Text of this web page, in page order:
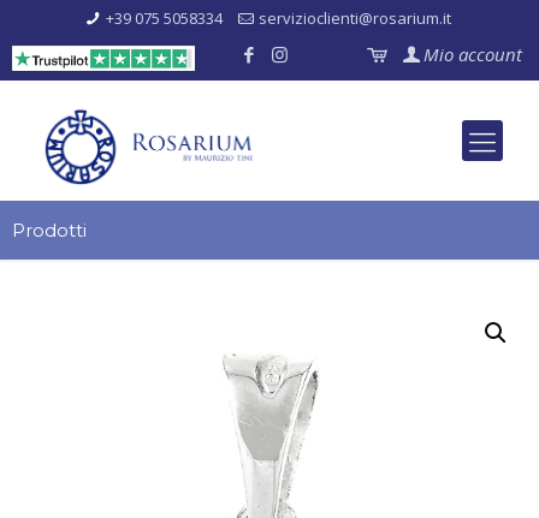
+39 075 5058334 servizioclienti@rosarium.it
Mio account
Prodotti